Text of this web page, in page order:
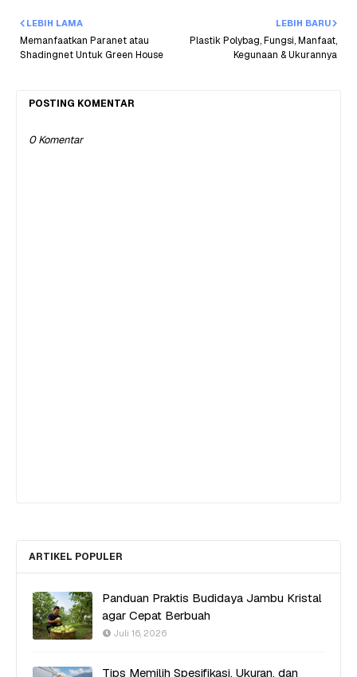
LEBIH BARU
Plastik Polybag, Fungsi, Manfaat,
Kegunaan & Ukurannya
LEBIH LAMA
Memanfaatkan Paranet atau
Shadingnet Untuk Green House
POSTING KOMENTAR
0 Komentar
ARTIKEL POPULER
Panduan Praktis Budidaya Jambu Kristal
agar Cepat Berbuah
Juli 16, 2026
Tips Memilih Spesifikasi, Ukuran, dan